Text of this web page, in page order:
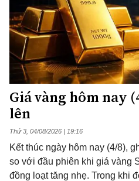
Giá vàng hôm nay
lên
Thứ 3, 04/08/2026 | 19:16
Kết thúc ngày hôm nay (4/8),
so với đầu phiên khi giá vàng
đồng loạt tăng nhẹ. Trong khi